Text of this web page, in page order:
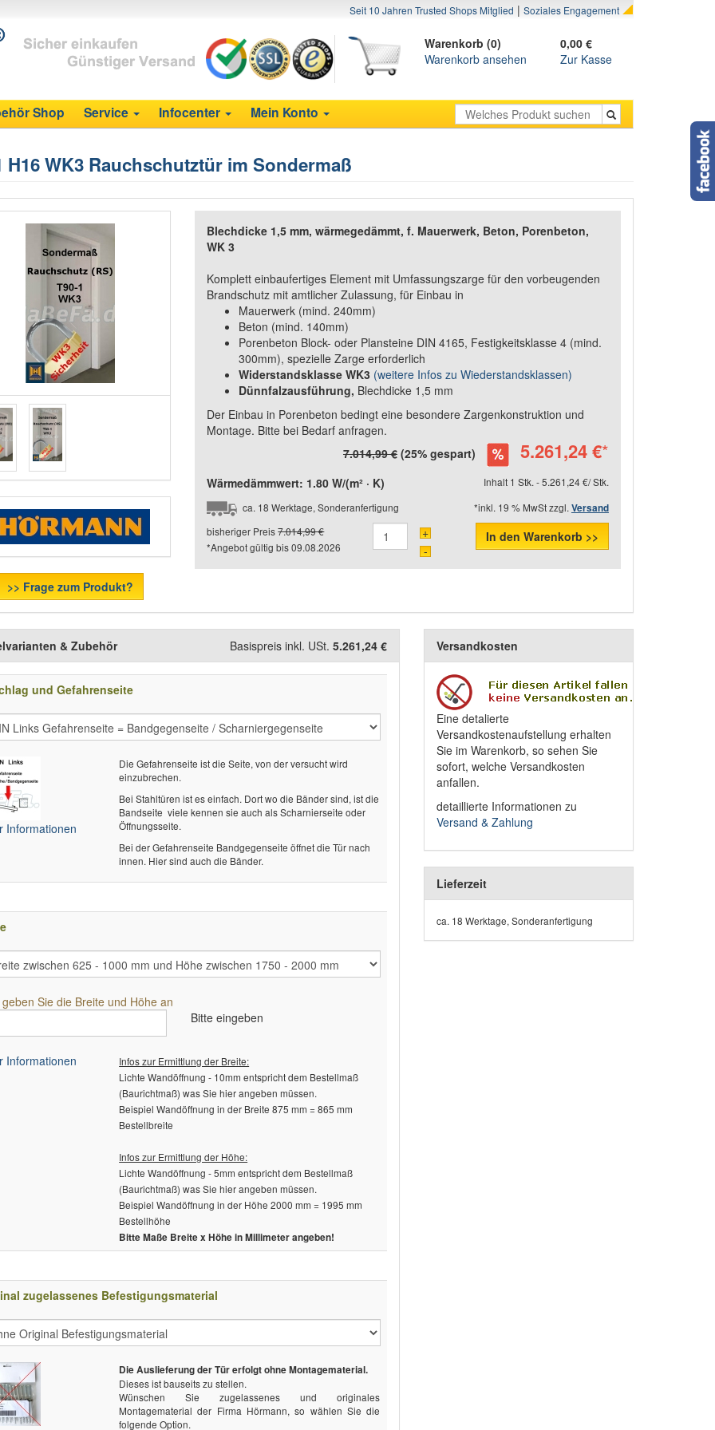
Seit 10 Jahren Trusted Shops Mitglied | Soziales Engagement
Warenkorb (0)
0,00 €
Warenkorb ansehen
Zur Kasse
Shop Service Infocenter Mein Konto
H16 WK3 Rauchschutztür im Sondermaß
>> Frage zum Produkt?
Blechdicke 1,5 mm, wärmegedämmt, f. Mauerwerk, Beton, Porenbeton,
WK 3
Komplett einbaufertiges Element mit Umfassungszarge für den vorbeugenden
Brandschutz mit amtlicher Zulassung, für Einbau in
Mauerwerk (mind. 240mm)
Beton (mind. 140mm)
Porenbeton Block- oder Plansteine DIN 4165, Festigkeitsklasse 4 (mind.
300mm), spezielle Zarge erforderlich
Widerstandsklasse WK3 (weitere Infos zu Wiederstandsklassen)
Dünnfalzausführung, Blechdicke 1,5 mm
Der Einbau in Porenbeton bedingt eine besondere Zargenkonstruktion und
Montage. Bitte bei Bedarf anfragen.
7.014,99 €(25% gespart) 5.261,24 €*
Wärmedämmwert: 1.80 W/(m² · K)
Inhalt 1 Stk. - 5.261,24 €/ Stk.
ca. 18 Werktage, Sonderanfertigung
*inkl. 19 % MwSt zzgl.Versand
bisheriger Preis7.014,99 €
*Angebot gültig bis09.08.2026
+
-
In den Warenkorb >>
& Zubehör Basispreis inkl. USt.5.261,24 €
und Gefahrenseite
Informationen
Die Gefahrenseite ist die Seite, von der versucht wird
einzubrechen.
Bei Stahltüren ist es einfach. Dort wo die Bänder sind, ist die
Bandseite  viele kennen sie auch als Scharnierseite oder
Öffnungsseite.
Bei der Gefahrenseite Bandgegenseite öffnet die Tür nach
innen. Hier sind auch die Bänder.
Sie die Breite und Höhe an
Bitte eingeben
Informationen
Infos zur Ermittlung der Breite:
Lichte Wandöffnung - 10mm entspricht dem Bestellmaß
(Baurichtmaß) was Sie hier angeben müssen.
Beispiel Wandöffnung in der Breite 875 mm = 865 mm
Bestellbreite
Infos zur Ermittlung der Höhe:
Lichte Wandöffnung - 5mm entspricht dem Bestellmaß
(Baurichtmaß) was Sie hier angeben müssen.
Beispiel Wandöffnung in der Höhe 2000 mm = 1995 mm
Bestellhöhe
Bitte Maße Breite x Höhe in Millimeter angeben!
zugelassenes Befestigungsmaterial
Die Auslieferung der Tür erfolgt ohne Montagematerial.
Dieses ist bauseits zu stellen.
Wünschen Sie zugelassenes und originales
Montagematerial der Firma Hörmann, so wählen Sie die
folgende Option.
Versandkosten
Eine detalierte
Versandkostenaufstellung erhalten
Sie im Warenkorb, so sehen Sie
sofort, welche Versandkosten
anfallen.
detaillierte Informationen zu
Versand & Zahlung
Lieferzeit
ca. 18 Werktage, Sonderanfertigung